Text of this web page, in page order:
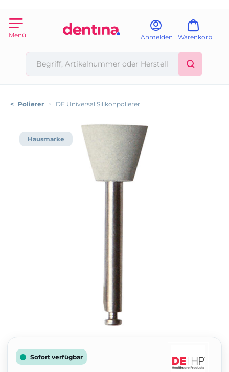
Menü Anmelden Warenkorb
< Polierer > DE Universal Silikonpolierer
Hausmarke
Sofort verfügbar